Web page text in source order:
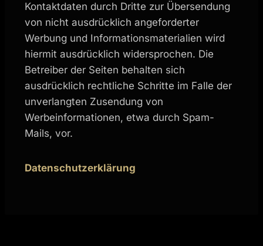
Kontaktdaten durch Dritte zur Übersendung
von nicht ausdrücklich angeforderter
Werbung und Informationsmaterialien wird
hiermit ausdrücklich widersprochen. Die
Betreiber der Seiten behalten sich
ausdrücklich rechtliche Schritte im Falle der
unverlangten Zusendung von
Werbeinformationen, etwa durch Spam-
Mails, vor.
Datenschutzerklärung